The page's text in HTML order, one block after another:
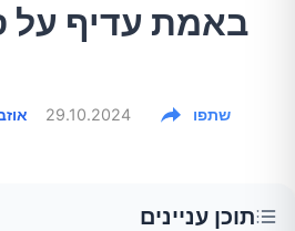
באמת עדיף על
29.10.2024 שתפו
תוכן עניינים